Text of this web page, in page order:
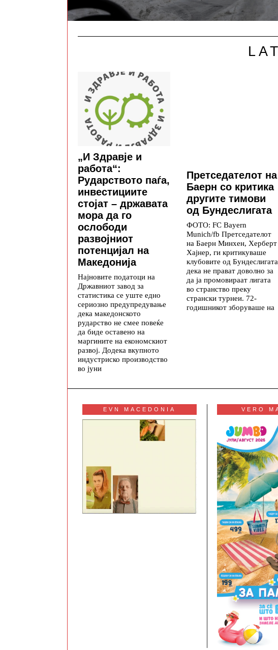
„И Здравје и
работа“:
Рударството паѓа,
инвестициите
стојат – државата
мора да го
ослободи
развојниот
потенцијал на
Македонија
Најновите податоци на
Државниот завод за
статистика се уште едно
сериозно предупредување
дека македонското
рударство не смее повеќе
да биде оставено на
маргините на економскиот
развој. Додека вкупното
индустриско производство
во јуни
Претседателот на
Баерн со критика
другите тимови
од Бундеслигата
ФОТО: FC Bayern
Munich/fb Претседателот
на Баерн Минхен, Херберт
Хајнер, ги критикуваше
клубовите од Бундеслигата
дека не прават доволно за
да ја промовираат лигата
во странство преку
странски турнеи. 72-
годишникот зборуваше на
EVN MACEDONIA VERO